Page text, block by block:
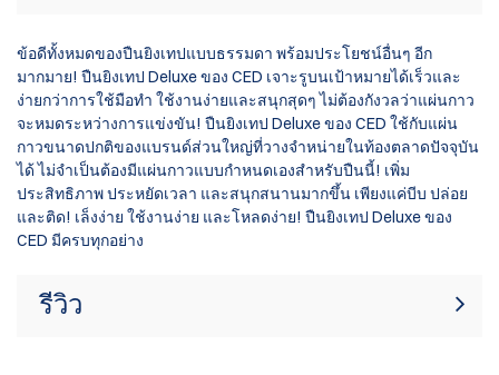
ข้อดีทั้งหมดของปืนยิงเทปแบบธรรมดา พร้อมประโยชน์อื่นๆ อีก
มากมาย! ปืนยิงเทป Deluxe ของ CED เจาะรูบนเป้าหมายได้เร็วและ
ง่ายกว่าการใช้มือทำ ใช้งานง่ายและสนุกสุดๆ ไม่ต้องกังวลว่าแผ่นกาว
จะหมดระหว่างการแข่งขัน! ปืนยิงเทป Deluxe ของ CED ใช้กับแผ่น
กาวขนาดปกติของแบรนด์ส่วนใหญ่ที่วางจำหน่ายในท้องตลาดปัจจุบัน
ได้ ไม่จำเป็นต้องมีแผ่นกาวแบบกำหนดเองสำหรับปืนนี้! เพิ่ม
ประสิทธิภาพ ประหยัดเวลา และสนุกสนานมากขึ้น เพียงแค่บีบ ปล่อย
และติด! เล็งง่าย ใช้งานง่าย และโหลดง่าย! ปืนยิงเทป Deluxe ของ
CED มีครบทุกอย่าง
รีวิว